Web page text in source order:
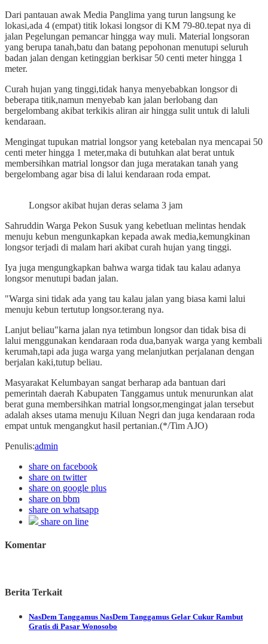
Dari pantauan awak Media Panglima yang turun langsung ke
lokasi,ada 4 (empat) titik lokasi longsor di KM 79-80.tepat nya di
jalan Pegelungan pemancar hingga way muli. Material longsoran
yang berupa tanah,batu dan batang pepohonan menutupi seluruh
badan jalan dengan ketinggian berkisar 50 centi meter hingga 1
meter.
Curah hujan yang tinggi,tidak hanya menyebabkan longsor di
beberapa titik,namun menyebab kan jalan berlobang dan
bergelombang akibat terkikis aliran air hingga sulit untuk di laluli
kendaraan.
Mengingat tupukan matrial longsor yang ketebalan nya mencapai 50
centi meter hingga 1 meter,maka di butuhkan alat berat untuk
membersihkan matrial longsor dan juga meratakan tanah yang
bergelombang agar bisa di lalui kendaraan roda empat.
Longsor akibat hujan deras selama 3 jam
Sahruddin Warga Pekon Susuk yang kebetluan melintas hendak
menuju kebun mengunkapkan kepada awak media,kemungkinan
longsor terjadi di malam hari akibat curah hujan yang tinggi.
Iya juga mengungkapkan bahwa warga tidak tau kalau adanya
longsor menutupi badan jalan.
"Warga sini tidak ada yang tau kalau jalan yang biasa kami lalui
menuju kebun tertutup longsor.terang nya.
Lanjut beliau"karna jalan nya tetimbun longsor dan tidak bisa di
lalui menggunakan kendaraan roda dua,banyak warga yang kembali
kerumah,tapi ada juga warga yang melanjutkan perjalanan dengan
berjalan kaki,tutup beliau.
Masyarakat Kelumbayan sangat berharap ada bantuan dari
pemerintah daerah Kabupaten Tanggamus untuk menurunkan alat
berat guna membersihkan matrial longsor,mengingat jalan tersebut
adalah akses utama menuju Kiluan Negri dan juga kendaraan roda
empat untuk mengangkut hasil pertanian.(*/Tim AJO)
Penulis:admin
share on facebook
share on twitter
share on google plus
share on bbm
share on whatsapp
share on line
Komentar
Berita Terkait
NasDem Tanggamus NasDem Tanggamus Gelar Cukur Rambut
Gratis di Pasar Wonosobo